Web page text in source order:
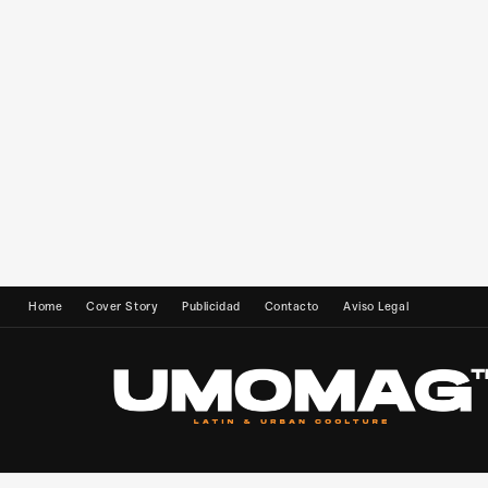
Home Cover Story Publicidad Contacto Aviso Legal